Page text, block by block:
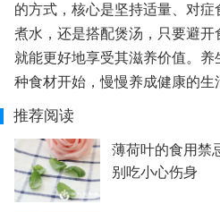
的方式，核心是坚持适量、对症
煮水，还是搭配煲汤，只要避开
就能更好地享受其滋养价值。
种食材开始，慢慢养成健康的生
推荐阅读
薄荷叶的食用禁
别吃小心伤身